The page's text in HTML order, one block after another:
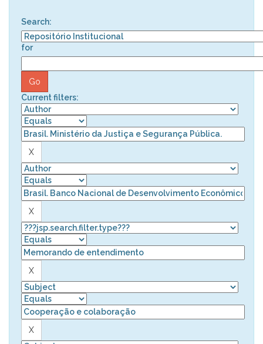
Search:
for
Current filters: